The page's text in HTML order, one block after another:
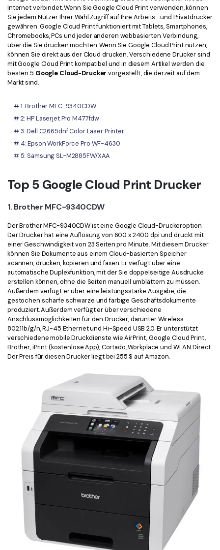
PDF OCR
PDF-Daten extrahieren
PDF freigeben
eSign PDFs rechtmäßig Neu
Branchen
Bildung
IT-Dienstleistung
Rechtliches
Gesundheitswesen
Regierung
Veröffentlichung
Freiberufler
Alle PDF-Funktionen
Kontakt zum Support
Was ist NEU
Benutzerhandbuch
PDFelement für Windows
PDFelement für Mac
PDFelement für Android
Mehr erfahren
Bewertungen
Kostenlose PDF-Vorlagen
PDF-bezogene Informationen, die Sie benötigen.
Download-Zentrum
Laden Sie die leistungsstärksten und einfachsten PDF-Tools
Internet verbindet. Wenn Sie Google Cloud Print verwenden, können
Sie jedem Nutzer Ihrer Wahl Zugriff auf Ihre Arbeits- und Privatdrucker
gewähren. Google Cloud Print funktioniert mit Tablets, Smartphones,
Chromebooks, PCs und jeder anderen webbasierten Verbindung,
über die Sie drucken möchten. Wenn Sie Google Cloud Print nutzen,
können Sie direkt aus der Cloud drucken. Verschiedene Drucker sind
mit Google Cloud Print kompatibel und in diesem Artikel werden die
besten 5 Google Cloud-Drucker vorgestellt, die derzeit auf dem
Markt sind.
# 1: Brother MFC-9340CDW
# 2: HP Laserjet Pro M477fdw
# 3: Dell C2665dnf Color Laser Printer
# 4: Epson WorkForce Pro WF-4630
# 5: Samsung SL-M2885FW/XAA
Top 5 Google Cloud Print Drucker
1. Brother MFC-9340CDW
Der Brother MFC-9340CDW ist eine Google Cloud-Druckeroption.
Der Drucker hat eine Auflösung von 600 x 2400 dpi und druckt mit
einer Geschwindigkeit von 23 Seiten pro Minute. Mit diesem Drucker
können Sie Dokumente aus einem Cloud-basierten Speicher
scannen, drucken, kopieren und faxen. Er verfügt über eine
automatische Duplexfunktion, mit der Sie doppelseitige Ausdrucke
erstellen können, ohne die Seiten manuell umblättern zu müssen.
Außerdem verfügt er über eine leistungsstarke Ausgabe, die
gestochen scharfe schwarze und farbige Geschäftsdokumente
produziert. Außerdem verfügt er über verschiedene
Anschlussmöglichkeiten für den Drucker, darunter Wireless
802.11b/g/n, RJ-45 Ethernet und Hi-Speed USB 2.0. Er unterstützt
verschiedene mobile Druckdienste wie AirPrint, Google Cloud Print,
Brother, iPrint (kostenlose App), Cortado, Workplace und WLAN Direct.
Der Preis für diesen Drucker liegt bei 255 $ auf Amazon.